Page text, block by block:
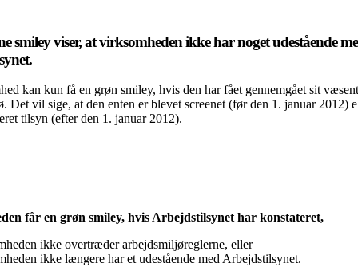
smiley viser, at virksomheden ikke har noget udestående
kan kun få en grøn smiley, hvis den har fået gennemgået sit
Det vil sige, at den enten er blevet screenet (før den 1. januar 2012)
tilsyn (efter den 1. januar 2012).
får en grøn smiley, hvis Arbejdstilsynet har konstateret,
ikke overtræder arbejdsmiljøreglerne, eller
ikke længere har et udestående med Arbejdstilsynet.